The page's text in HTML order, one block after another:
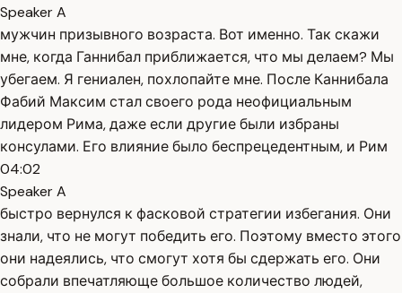
Speaker A
мужчин призывного возраста. Вот именно. Так скажи
мне, когда Ганнибал приближается, что мы делаем? Мы
убегаем. Я гениален, похлопайте мне. После Каннибала
Фабий Максим стал своего рода неофициальным
лидером Рима, даже если другие были избраны
консулами. Его влияние было беспрецедентным, и Рим
04:02
Speaker A
быстро вернулся к фасковой стратегии избегания. Они
знали, что не могут победить его. Поэтому вместо этого
они надеялись, что смогут хотя бы сдержать его. Они
собрали впечатляюще большое количество людей,